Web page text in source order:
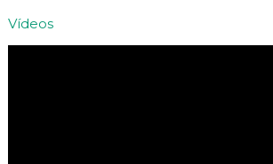
Vídeos